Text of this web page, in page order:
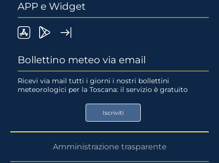
APP e Widget
LaMMA
su
App
Lamma
su
Google
Store
Bollettino meteo via email
Ricevi via mail tutti i giorni i nostri bollettini
meteorologici per la Toscana: il servizio è gratuito
Iscriviti
Amministrazione trasparente